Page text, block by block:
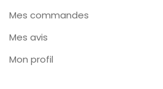
Mes commandes
Mes avis
Mon profil